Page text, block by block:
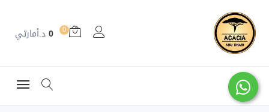
0
0د.أمارتي